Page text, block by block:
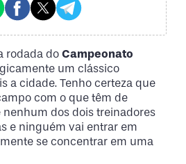
rodada do Campeonato
um clássico
a cidade. Tenho certeza que
com o que têm de
nenhum dos dois treinadores
e ninguém vai entrar em
se concentrar em uma